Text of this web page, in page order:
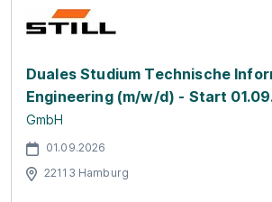
Duales Studium Technische
Engineering (m/w/d) - Start
GmbH
01.09.2026
22113 Hamburg